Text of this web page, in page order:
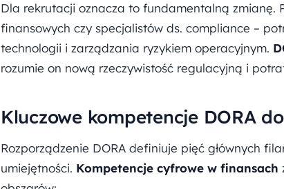
Dla rekrutacji oznacza to fundamentalną zmianę.
finansowych czy specjalistów ds. compliance –
technologii i zarządzania ryzykiem operacyjnym.
rozumie on nową rzeczywistość regulacyjną i
Kluczowe kompetencje DORA
Rozporządzenie DORA definiuje pięć głównych
umiejętności. Kompetencje cyfrowe w finansach